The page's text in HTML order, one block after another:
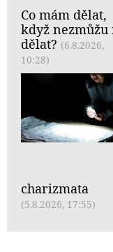
Co mám dělat,
když nezmůžu
dělat? (6.8.2026,
10:28)
charizmata
(5.8.2026, 17:55)